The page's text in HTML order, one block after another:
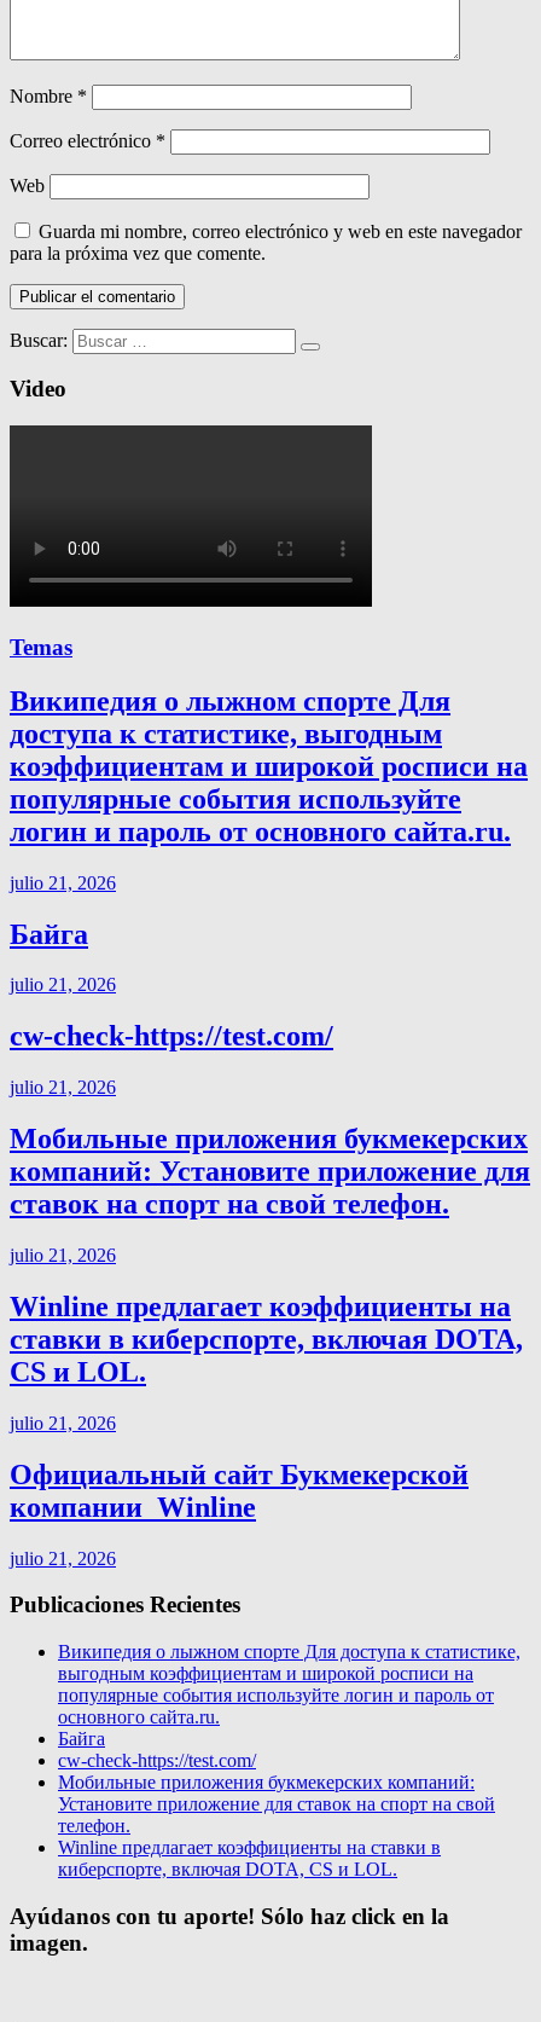
Nombre *
Correo electrónico *
Web
Guarda mi nombre, correo electrónico y web en este navegador
para la próxima vez que comente.
Buscar:
Video
Temas
Википедия о лыжном спорте Для
доступа к статистике, выгодным
коэффициентам и широкой росписи на
популярные события используйте
логин и пароль от основного сайта.ru.
julio 21, 2026
Байга
julio 21, 2026
cw-check-https://test.com/
julio 21, 2026
Мобильные приложения букмекерских
компаний: Установите приложение для
ставок на спорт на свой телефон.
julio 21, 2026
Winline предлагает коэффициенты на
ставки в киберспорте, включая DOTA,
CS и LOL.
julio 21, 2026
Официальный сайт Букмекерской
компании ️ Winline
julio 21, 2026
Publicaciones Recientes
Википедия о лыжном спорте Для доступа к статистике,
выгодным коэффициентам и широкой росписи на
популярные события используйте логин и пароль от
основного сайта.ru.
Байга
cw-check-https://test.com/
Мобильные приложения букмекерских компаний:
Установите приложение для ставок на спорт на свой
телефон.
Winline предлагает коэффициенты на ставки в
киберспорте, включая DOTA, CS и LOL.
Ayúdanos con tu aporte! Sólo haz click en la
imagen.